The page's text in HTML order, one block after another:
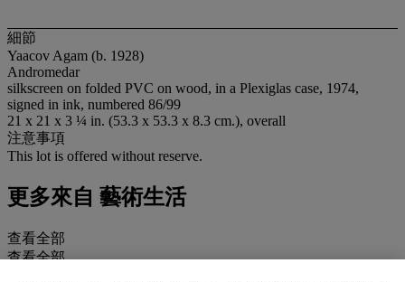
細節
Yaacov Agam (b. 1928)
Andromedar
silkscreen on folded PVC on wood, in a Plexiglas case, 1974,
signed in ink, numbered 86/99
21 x 21 x 3 ¼ in. (53.3 x 53.3 x 8.3 cm.), overall
注意事項
This lot is offered without reserve.
更多來自 藝術生活
查看全部
查看全部